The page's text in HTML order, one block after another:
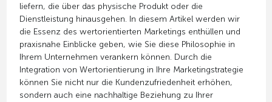
liefern, die über das physische Produkt oder die
Dienstleistung hinausgehen. In diesem Artikel werden wir
die Essenz des wertorientierten Marketings enthüllen und
praxisnahe Einblicke geben, wie Sie diese Philosophie in
Ihrem Unternehmen verankern können. Durch die
Integration von Wertorientierung in Ihre Marketingstrategie
können Sie nicht nur die Kundenzufriedenheit erhöhen,
sondern auch eine nachhaltige Beziehung zu Ihrer